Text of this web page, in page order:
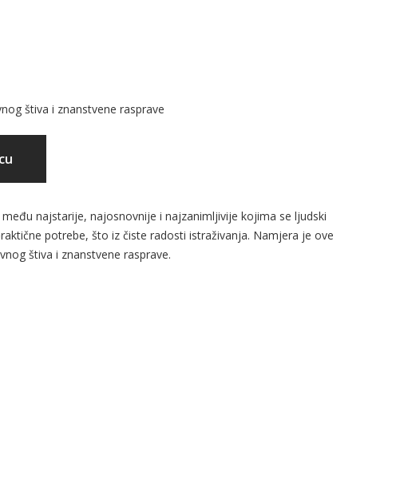
štiva i znanstvene rasprave
najstarije, najosnovnije i najzanimljivije kojima se ljudski
potrebe, što iz čiste radosti istraživanja. Namjera je ove
štiva i znanstvene rasprave.